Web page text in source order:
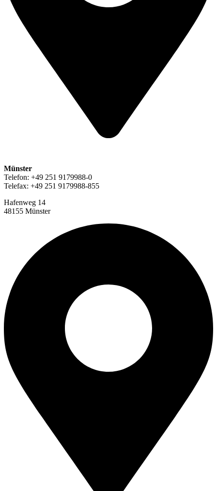
Münster
Telefon: +49 251 9179988-0
Telefax: +49 251 9179988-855
Hafenweg 14
48155 Münster